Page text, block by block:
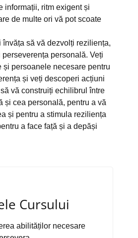
informații, ritm exigent și
de multe ori vă pot scoate
învăța să vă dezvolți reziliența,
personală. Veți
și persoanele necesare pentru
și veți descoperi acțiuni
vă construiți echilibrul între
și cea personală, pentru a vă
și pentru a stimula reziliența
a face față și a depăși
Cursului
abilităților necesare